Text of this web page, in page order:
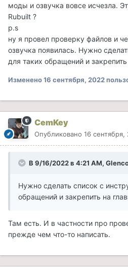
моды и озвучка вовсе исчезла.
Rubuilt ?
p.s
ну я провел проверку файлов и
озвучка появилась. Нужно
для таких обращений и закрепить
Изменено16 сентября, 2022
CemKey
Опубликовано 16 сентября,
В 9/16/2022 в 4:21 AM,
Нужно сделать список с
обращений и закрепить на
Там есть. И в частности про
прежде чем что-то написать.